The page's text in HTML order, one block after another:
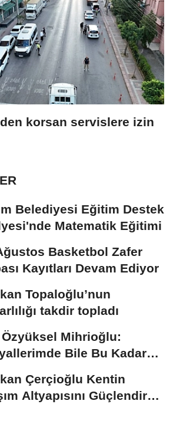
korsan servislere izin
Belediyesi Eğitim Destek
Matematik Eğitimi
Basketbol Zafer
Kayıtları Devam Ediyor
Topaloğlu’nun
takdir topladı
Mihrioğlu:
Bile Bu Kadar
Çerçioğlu Kentin
Altyapısını Güçlendiren